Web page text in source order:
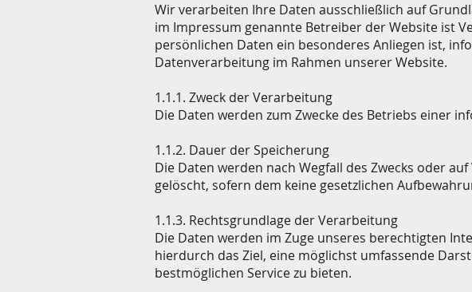
Wir verarbeiten Ihre Daten ausschließlich auf
im Impressum genannte Betreiber der Website ist
persönlichen Daten ein besonderes Anliegen ist,
Datenverarbeitung im Rahmen unserer Website.
1.1.1. Zweck der Verarbeitung
Die Daten werden zum Zwecke des Betriebs einer
1.1.2. Dauer der Speicherung
Die Daten werden nach Wegfall des Zwecks oder
gelöscht, sofern dem keine gesetzlichen
1.1.3. Rechtsgrundlage der Verarbeitung
Die Daten werden im Zuge unseres berechtigten
hierdurch das Ziel, eine möglichst umfassende
bestmöglichen Service zu bieten.